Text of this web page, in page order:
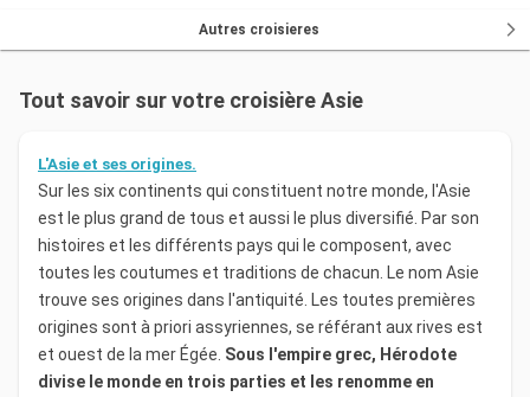
Autres croisieres
Tout savoir sur votre croisière Asie
L'Asie et ses origines.
Sur les six continents qui constituent notre monde, l'Asie
est le plus grand de tous et aussi le plus diversifié. Par son
histoires et les différents pays qui le composent, avec
toutes les coutumes et traditions de chacun. Le nom Asie
trouve ses origines dans l'antiquité. Les toutes premières
origines sont à priori assyriennes, se référant aux rives est
et ouest de la mer Égée. Sous l'empire grec, Hérodote
divise le monde en trois parties et les renomme en